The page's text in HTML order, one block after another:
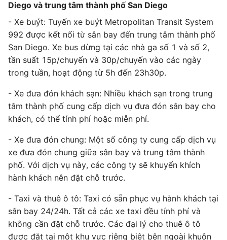
Diego và trung tâm thành phố San Diego
- Xe buýt: Tuyến xe buýt Metropolitan Transit System
992 được kết nối từ sân bay đến trung tâm thành phố
San Diego. Xe bus dừng tại các nhà ga số 1 và số 2,
tần suất 15p/chuyến và 30p/chuyến vào các ngày
trong tuần, hoạt động từ 5h đến 23h30p.
- Xe đưa đón khách sạn: Nhiều khách sạn trong trung
tâm thành phố cung cấp dịch vụ đưa đón sân bay cho
khách, có thể tính phí hoặc miễn phí.
- Xe đưa đón chung: Một số công ty cung cấp dịch vụ
xe đưa đón chung giữa sân bay và trung tâm thành
phố. Với dịch vụ này, các công ty sẽ khuyến khích
hành khách nên đặt chỗ trước.
- Taxi và thuê ô tô: Taxi có sẵn phục vụ hành khách tại
sân bay 24/24h. Tất cả các xe taxi đều tính phí và
không cần đặt chỗ trước. Các đại lý cho thuê ô tô
được đặt tại một khu vực riêng biệt bên ngoài khuôn